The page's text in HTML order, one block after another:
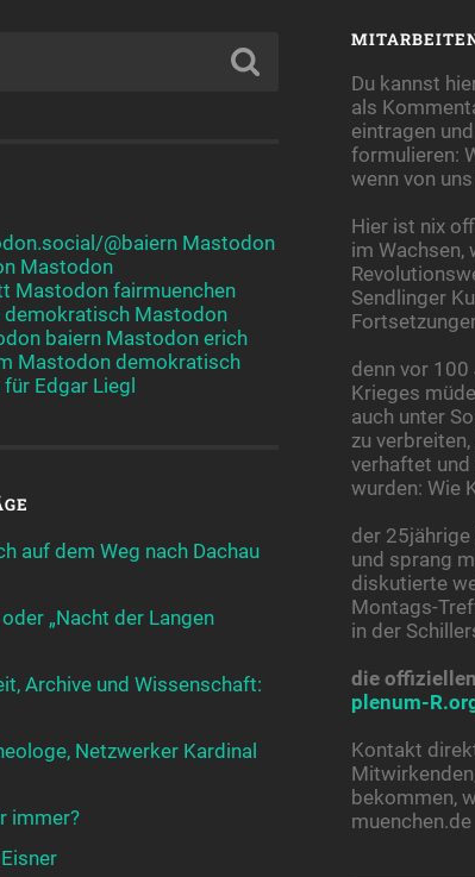
@baiern Mastodon
Mastodon
Mastodon fairmuenchen
demokratisch Mastodon
baiern Mastodon erich
Mastodon demokratisch
Edgar Liegl
auf dem Weg nach Dachau
oder „Nacht der Langen
Archive und Wissenschaft:
Netzwerker Kardinal
immer?
Du kannst
als
eintragen
formulieren:
wenn von
Hier ist nix
im Wachsen,
Sendlinger
denn vor 100
Krieges
auch unter
zu
verhaftet und
wurden: Wie
der
und sprang
diskutierte
Montags-
in der
die
plenum-
Kontakt
bekommen,
muenchen.de